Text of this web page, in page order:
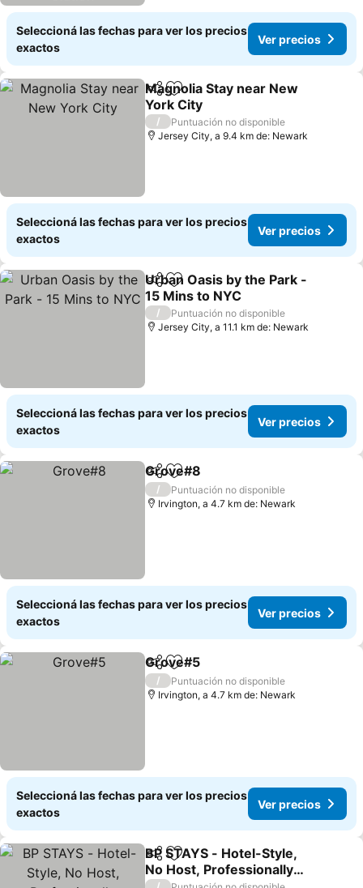
Seleccioná las fechas para ver los precios
exactos
Ver precios
CompartirAñadir a favoritos
Magnolia Stay near New
York City
Ver precios
/
Puntuación no disponible
Jersey City, a 9.4 km de: Newark
Seleccioná las fechas para ver los precios
exactos
Ver precios
CompartirAñadir a favoritos
Urban Oasis by the Park -
15 Mins to NYC
Ver precios
/
Puntuación no disponible
Jersey City, a 11.1 km de: Newark
Seleccioná las fechas para ver los precios
exactos
Ver precios
CompartirAñadir a favoritos
Grove#8
/
Puntuación no disponible
Irvington, a 4.7 km de: Newark
Seleccioná las fechas para ver los precios
exactos
Ver precios
CompartirAñadir a favoritos
Grove#5
/
Puntuación no disponible
Irvington, a 4.7 km de: Newark
Seleccioná las fechas para ver los precios
exactos
Ver precios
CompartirAñadir a favoritos
BP STAYS - Hotel-Style,
No Host, Professionally